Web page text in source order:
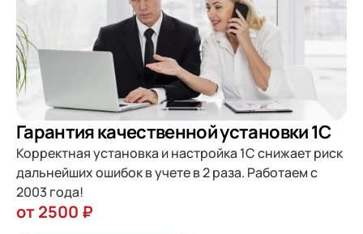
Гарантия качественной установки 1С
Корректная установка и настройка 1С снижает риск
дальнейших ошибок в учете в 2 раза. Работаем с
2003 года!
от 2500 ₽